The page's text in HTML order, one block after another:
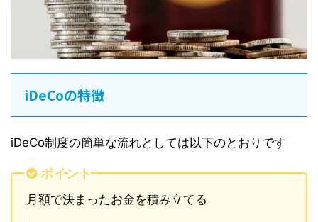
iDeCoの特徴
iDeCo制度の簡単な流れとしては以下のとおりです
ポイント
月額で決まったお金を積み立てる